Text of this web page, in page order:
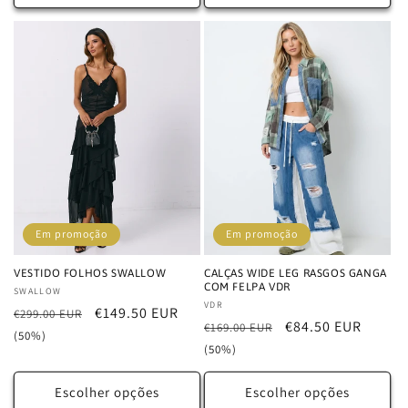
Em promoção
VESTIDO FOLHOS SWALLOW
Fornecedor:
SWALLOW
Preço
normal
€299.00 EUR
Preço
€149.50 EUR
(50%)
Escolher opções
Em promoção
CALÇAS WIDE LEG RASGOS GANGA
COM FELPA VDR
Fornecedor:
VDR
Preço
normal
€169.00 EUR
Preço
saldo
€84.50 EUR
(50%)
Escolher opções